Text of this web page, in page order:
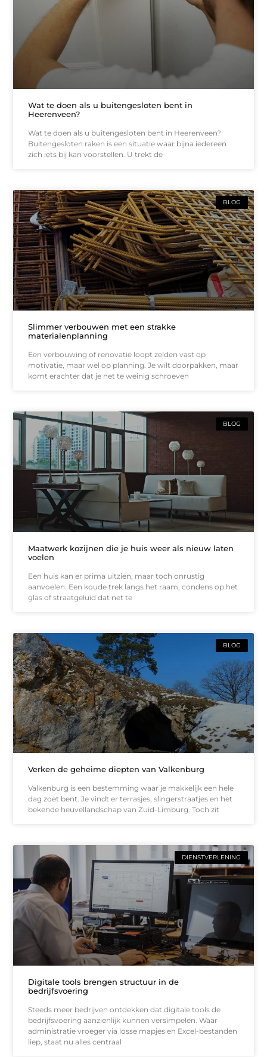
Wat te doen als u buitengesloten bent in
Heerenveen?
Wat te doen als u buitengesloten bent in Heerenveen?
Buitengesloten raken is een situatie waar bijna iedereen
zich iets bij kan voorstellen. U trekt de
BLOG
Slimmer verbouwen met een strakke
materialenplanning
Een verbouwing of renovatie loopt zelden vast op
motivatie, maar wel op planning. Je wilt doorpakken, maar
komt erachter dat je net te weinig schroeven
BLOG
Maatwerk kozijnen die je huis weer als nieuw laten
voelen
Een huis kan er prima uitzien, maar toch onrustig
aanvoelen. Een koude trek langs het raam, condens op het
glas of straatgeluid dat net te
BLOG
Verken de geheime diepten van Valkenburg
Valkenburg is een bestemming waar je makkelijk een hele
dag zoet bent. Je vindt er terrasjes, slingerstraatjes en het
bekende heuvellandschap van Zuid-Limburg. Toch zit
DIENSTVERLENING
Digitale tools brengen structuur in de
bedrijfsvoering
Steeds meer bedrijven ontdekken dat digitale tools de
bedrijfsvoering aanzienlijk kunnen versimpelen. Waar
administratie vroeger via losse mapjes en Excel-bestanden
liep, staat nu alles centraal